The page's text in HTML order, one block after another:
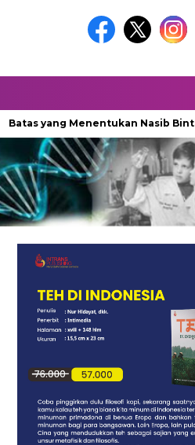
Menentukan Nasib Bintang